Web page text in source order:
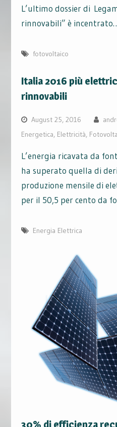
L’ultimo dossier di
rinnovabili” è
fotovoltaico
Italia 2016 più
rinnovabili
August 25, 2016
Energetica, Elettricità,
L’energia ricavata da
ha superato quella di
produzione mensile di
per il 50,5 per cento da
Energia Elettrica